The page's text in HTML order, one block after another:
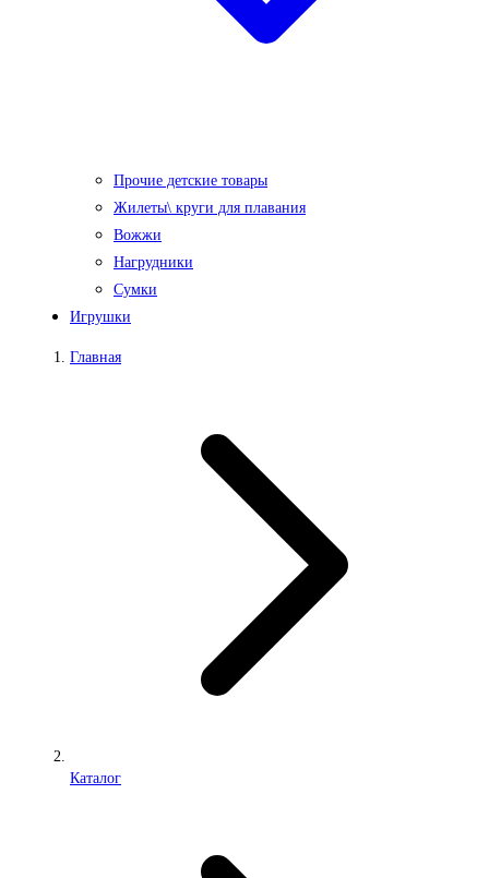
Прочие детские товары
Жилеты\ круги для плавания
Вожжи
Нагрудники
Сумки
Игрушки
Главная
Каталог